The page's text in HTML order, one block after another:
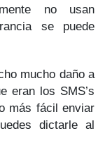
no usan
se puede
mucho daño a
eran los SMS’s
más fácil enviar
dictarle al